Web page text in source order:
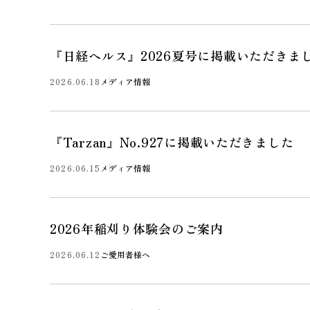
『日経ヘルス』2026夏号に掲載いただきま
2026.06.18 メディア情報
『Tarzan』No.927に掲載いただきました
2026.06.15 メディア情報
2026年稲刈り体験会のご案内
2026.06.12 ご愛用者様へ